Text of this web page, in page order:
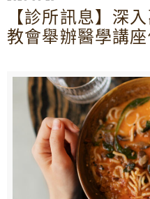
【診所訊息】深
教會舉辦醫學講